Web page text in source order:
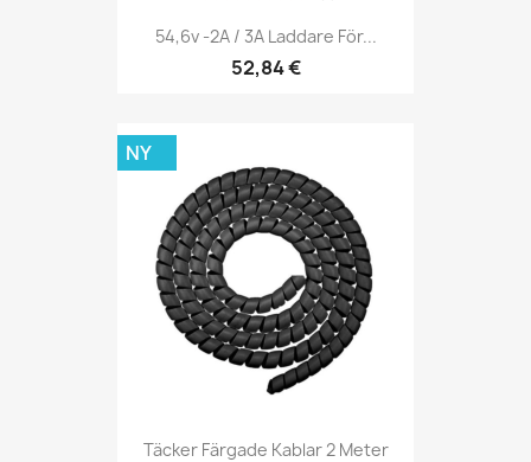
54,6v -2A / 3A Laddare För...
52,84 €
Täcker Färgade Kablar 2 Meter
NY